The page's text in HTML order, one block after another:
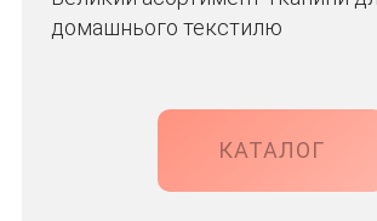
домашнього текстилю
КАТАЛОГ